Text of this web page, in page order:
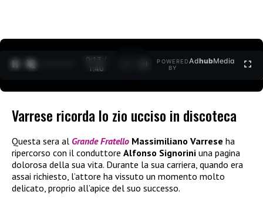
0:15 /
1:40
POWERED
BY
AdhubMedia
Varrese ricorda lo zio ucciso in discoteca
Questa sera al Grande Fratello Massimiliano Varrese ha
ripercorso con il conduttore Alfonso Signorini una pagina
dolorosa della sua vita. Durante la sua carriera, quando era
assai richiesto, l’attore ha vissuto un momento molto
delicato, proprio all’apice del suo successo.